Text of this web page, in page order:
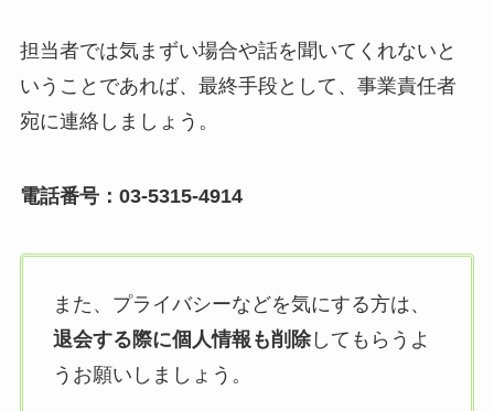
担当者では気まずい場合や話を聞いてくれないと
いうことであれば、最終手段として、事業責任者
宛に連絡しましょう。
電話番号：03-5315-4914
また、プライバシーなどを気にする方は、
退会する際に個人情報も削除してもらうよ
うお願いしましょう。